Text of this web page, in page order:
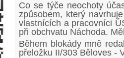
Co se týče neochoty
způsobem, který
vlastnících a pracovníci
při obchvatu Náchoda.
Během blokády mně
přeložku II/303 Běloves -